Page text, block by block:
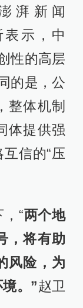
湃新闻
表示，中
性的高层
的是，公
整体机制
体提供强
信的“压
“两个地
，将有助
风险，为
。”赵卫